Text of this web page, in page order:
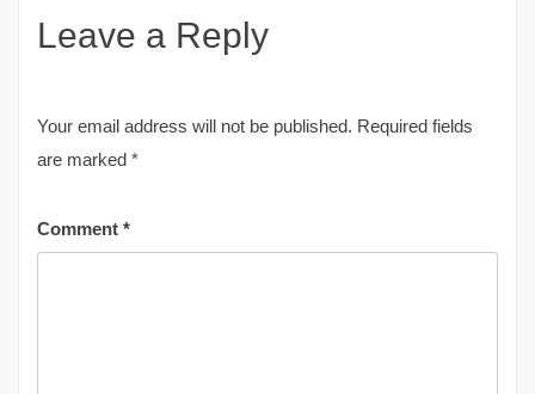
Leave a Reply
Your email address will not be published. Required fields
are marked *
Comment *